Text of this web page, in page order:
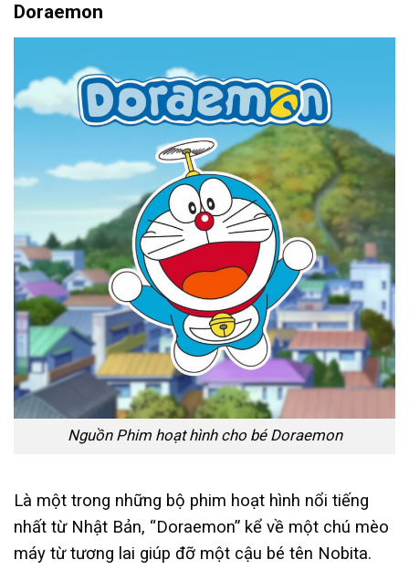
Doraemon
Nguồn Phim hoạt hình cho bé Doraemon
Là một trong những bộ phim hoạt hình nổi tiếng
nhất từ Nhật Bản, “Doraemon” kể về một chú mèo
máy từ tương lai giúp đỡ một cậu bé tên Nobita.